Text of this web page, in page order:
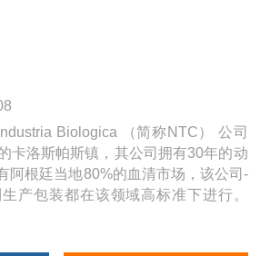
Biologica （简称NTC） 公司
卡洛斯帕斯镇，其公司拥有30年的动
阿根廷当地80%的血清市场，该公司-
产包装都在该领域高标准下进行。